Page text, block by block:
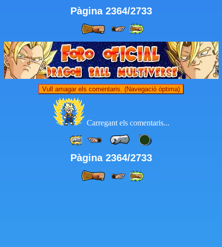
Pàgina 2364/2733
Vull amagar els comentaris. (Navegació òptima)
Carregant els comentaris...
Pàgina 2364/2733